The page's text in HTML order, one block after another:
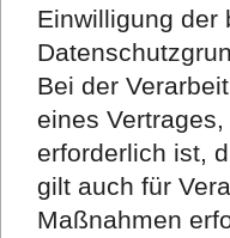
Einwilligung der
Bei der
eines
erforderlich ist,
gilt auch für
Maßnahmen